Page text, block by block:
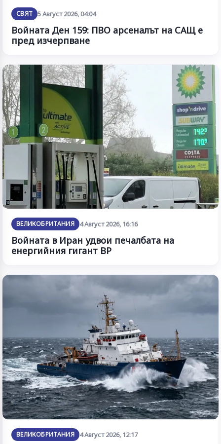
СВЯТ 5 Август 2026, 04:04
Войната Ден 159: ПВО арсеналът на САЩ е
пред изчерпване
ВЕЛИКОБРИТАНИЯ 4 Август 2026, 16:16
Войната в Иран удвои печалбата на
енергийния гигант BP
ВЕЛИКОБРИТАНИЯ 4 Август 2026, 12:17